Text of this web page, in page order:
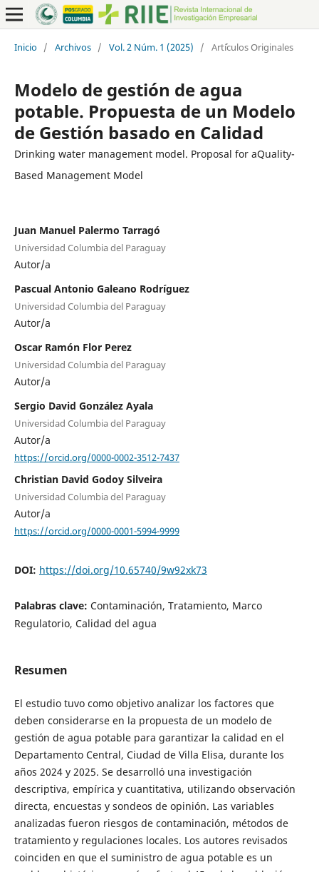
Inicio / Archivos / Vol. 2 Núm. 1 (2025) / Art´ículos Originales
Modelo de gestión de agua
potable. Propuesta de un Modelo
de Gestión basado en Calidad
Drinking water management model. Proposal for aQuality-
Based Management Model
Juan Manuel Palermo Tarragó
Universidad Columbia del Paraguay
Autor/a
Pascual Antonio Galeano Rodríguez
Universidad Columbia del Paraguay
Autor/a
Oscar Ramón Flor Perez
Universidad Columbia del Paraguay
Autor/a
Sergio David González Ayala
Universidad Columbia del Paraguay
Autor/a
https://orcid.org/0000-0002-3512-7437
Christian David Godoy Silveira
Universidad Columbia del Paraguay
Autor/a
https://orcid.org/0000-0001-5994-9999
DOI: https://doi.org/10.65740/9w92xk73
Palabras clave: Contaminación, Tratamiento, Marco
Regulatorio, Calidad del agua
Resumen
El estudio tuvo como objetivo analizar los factores que
deben considerarse en la propuesta de un modelo de
gestión de agua potable para garantizar la calidad en el
Departamento Central, Ciudad de Villa Elisa, durante los
años 2024 y 2025. Se desarrolló una investigación
descriptiva, empírica y cuantitativa, utilizando observación
directa, encuestas y sondeos de opinión. Las variables
analizadas fueron riesgos de contaminación, métodos de
tratamiento y regulaciones locales. Los autores revisados
coinciden en que el suministro de agua potable es un